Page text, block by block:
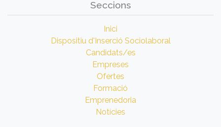
Seccions
Inici
Dispositiu d'Inserció Sociolaboral
Candidats/es
Empreses
Ofertes
Formació
Emprenedoria
Notícies